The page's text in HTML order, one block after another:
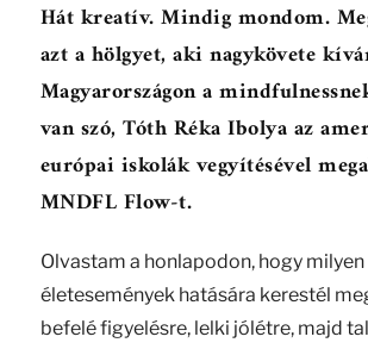
Hát kreatív. Mindig mondom.
azt a hölgyet, aki nagykövete
Magyarországon a
van szó, Tóth Réka Ibolya az
európai iskolák vegyítésével
MNDFL Flow-t.
Olvastam a honlapodon, hogy milyen
életesemények hatására kerestél
befelé figyelésre, lelki jólétre, majd